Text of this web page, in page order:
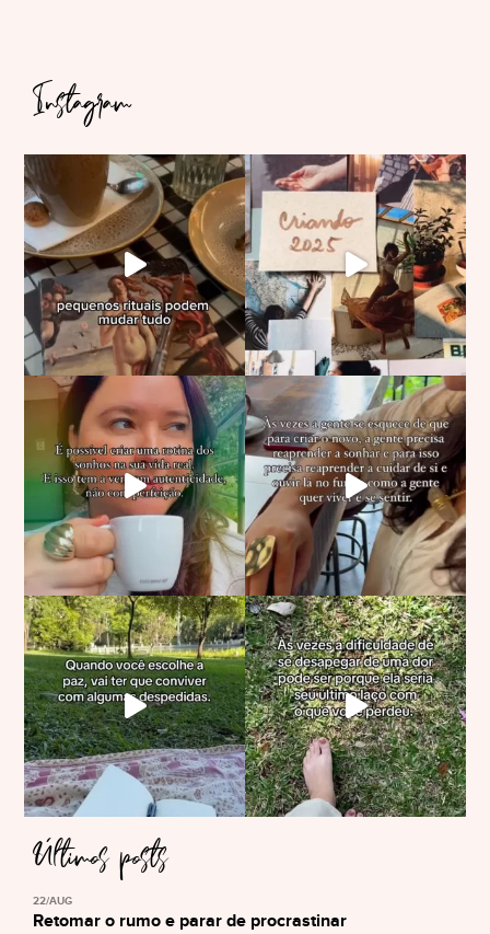
Instagram
Últimos posts
22/AUG
Retomar o rumo e parar de procrastinar